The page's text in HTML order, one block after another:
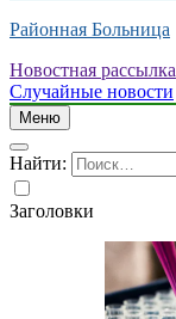
Районная Больница
Новостная рассылка
Случайные новости
Меню
Найти:
Заголовки